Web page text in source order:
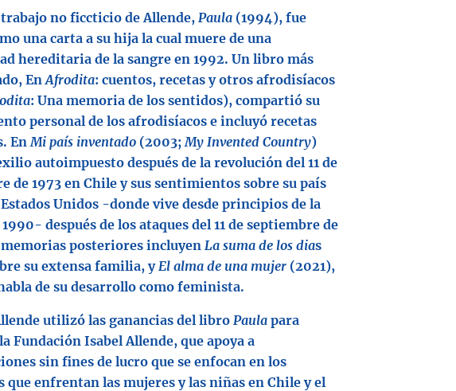
no ficcticio de Allende, Paula (1994), fue
una carta a su hija la cual muere de una
hereditaria de la sangre en 1992. Un libro más
EnAfrodita: cuentos, recetas y otros afrodisíacos
: Una memoria de los sentidos), compartió su
personal de los afrodisíacos e incluyó recetas
EnMi país inventado (2003;My Invented Country)
autoimpuesto después de la revolución del 11 de
de 1973 en Chile y sus sentimientos sobre su país
Unidos -donde vive desde principios de la
1990- después de los ataques del 11 de septiembre de
memorias posteriores incluyen La suma de los dias
su extensa familia, yEl alma de una mujer (2021),
de su desarrollo como feminista.
utilizó las ganancias del libroPaula para
Fundación Isabel Allende, que apoya a
sin fines de lucro que se enfocan en los
que enfrentan las mujeres y las niñas en Chile y el